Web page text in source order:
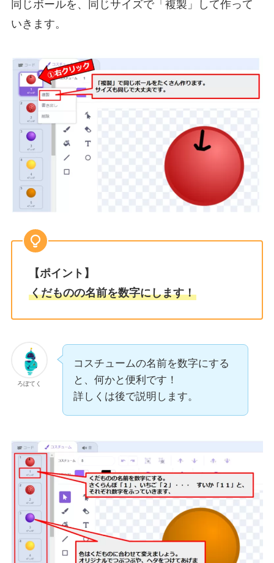
同じボールを、同じサイズで「複製」して作って
いきます。
【ポイント】
くだものの名前を数字にします！
ろぼてく
コスチュームの名前を数字にする
と、何かと便利です！
詳しくは後で説明します。